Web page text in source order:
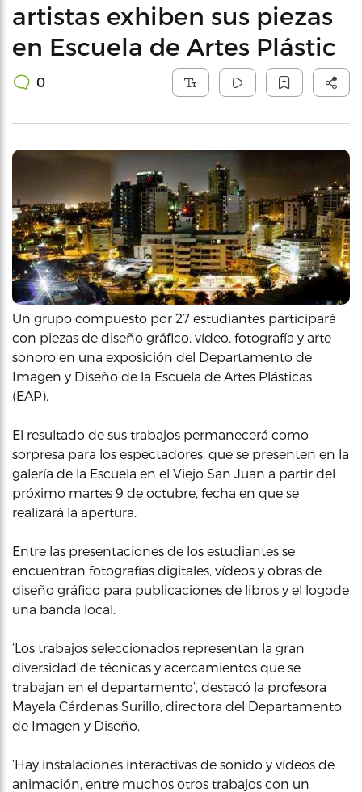
artistas exhiben sus piezas
en Escuela de Artes Plástic
0
Un grupo compuesto por 27 estudiantes participará
con piezas de diseño gráfico, vídeo, fotografía y arte
sonoro en una exposición del Departamento de
Imagen y Diseño de la Escuela de Artes Plásticas
(EAP).
El resultado de sus trabajos permanecerá como
sorpresa para los espectadores, que se presenten en la
galería de la Escuela en el Viejo San Juan a partir del
próximo martes 9 de octubre, fecha en que se
realizará la apertura.
Entre las presentaciones de los estudiantes se
encuentran fotografías digitales, vídeos y obras de
diseño gráfico para publicaciones de libros y el logode
una banda local.
‘Los trabajos seleccionados representan la gran
diversidad de técnicas y acercamientos que se
trabajan en el departamento’, destacó la profesora
Mayela Cárdenas Surillo, directora del Departamento
de Imagen y Diseño.
‘Hay instalaciones interactivas de sonido y vídeos de
animación, entre muchos otros trabajos con un